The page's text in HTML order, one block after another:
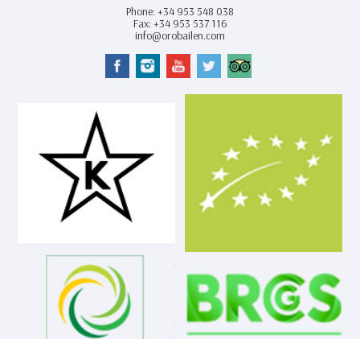
Phone:+34 953 548 038
Fax:+34 953 537 116
info@orobailen.com